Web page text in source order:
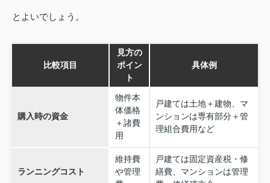
とよいでしょう。
比較項目
見方の
ポイン
ト
具体例
購入時の資金
物件本
体価格
＋諸費
用
戸建ては土地＋建物、マ
ンションは専有部分＋管
理組合費用など
ランニングコスト
維持費
や管理
戸建ては固定資産税・修
繕費、マンションは管理